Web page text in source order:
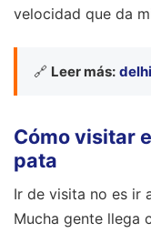
velocidad que da
🔗 Leer más:
Cómo visitar
pata
Ir de visita no es ir
Mucha gente llega